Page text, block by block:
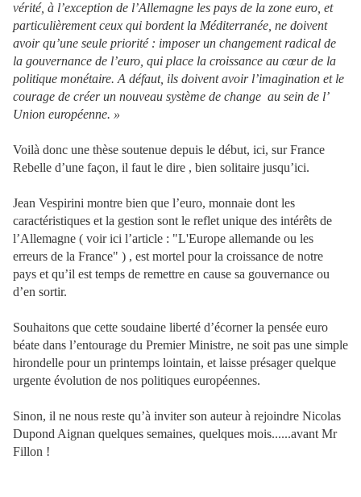
vérité, à l’exception de l’Allemagne les pays de la zone euro, et
particulièrement ceux qui bordent la Méditerranée, ne doivent
avoir qu’une seule priorité : imposer un changement radical de
la gouvernance de l’euro, qui place la croissance au cœur de la
politique monétaire. A défaut, ils doivent avoir l’imagination et le
courage de créer un nouveau système de change au sein de l’
Union européenne. »
Voilà donc une thèse soutenue depuis le début, ici, sur France
Rebelle d’une façon, il faut le dire , bien solitaire jusqu’ici.
Jean Vespirini montre bien que l’euro, monnaie dont les
caractéristiques et la gestion sont le reflet unique des intérêts de
l’Allemagne ( voir ici l’article : "L'Europe allemande ou les
erreurs de la France" ) , est mortel pour la croissance de notre
pays et qu’il est temps de remettre en cause sa gouvernance ou
d’en sortir.
Souhaitons que cette soudaine liberté d’écorner la pensée euro
béate dans l’entourage du Premier Ministre, ne soit pas une simple
hirondelle pour un printemps lointain, et laisse présager quelque
urgente évolution de nos politiques européennes.
Sinon, il ne nous reste qu’à inviter son auteur à rejoindre Nicolas
Dupond Aignan quelques semaines, quelques mois......avant Mr
Fillon !